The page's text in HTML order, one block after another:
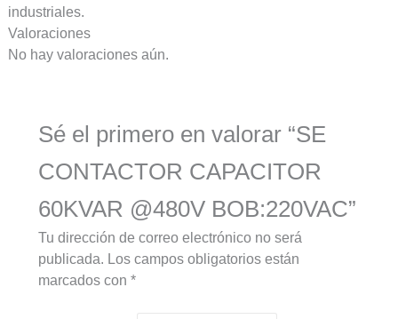
industriales.
Valoraciones
No hay valoraciones aún.
Sé el primero en valorar “SE
CONTACTOR CAPACITOR
60KVAR @480V BOB:220VAC”
Tu dirección de correo electrónico no será
publicada. Los campos obligatorios están
marcados con *